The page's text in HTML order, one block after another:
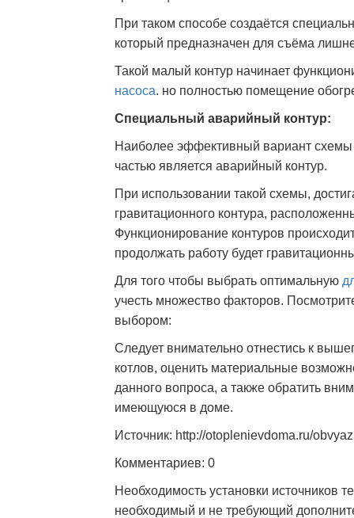
При таком способе создаётся
который предназначен для съёма
Такой малый контур начинает
насоса. но полностью помещение
Специальный аварийный контур:
Наиболее эффективный вариант схемы
частью является аварийный контур.
При использовании такой схемы,
гравитационного контура,
Функционирование контуров
продолжать работу будет
Для того чтобы выбрать оптимальную
учесть множество факторов.
выбором:
Следует внимательно отнестись к
котлов, оценить материальные
данного вопроса, а также обратить
имеющуюся в доме.
Источник: http://otoplenievdoma.ru/
Комментариев: 0
Необходимость установки источников
необходимый и не требующий